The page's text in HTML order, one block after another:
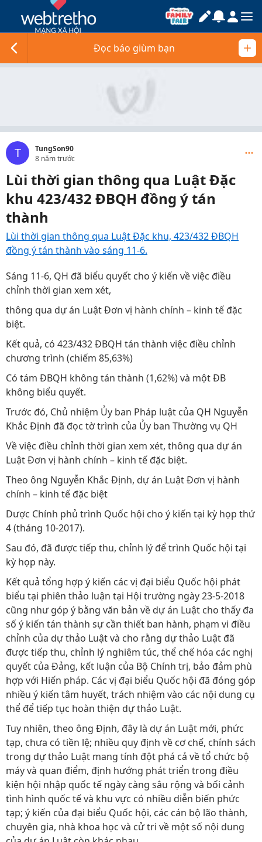
Đọc báo giùm bạn
T
TungSon90
8 năm trước
Lùi thời gian thông qua Luật Đặc
khu 423/432 ĐBQH đồng ý tán
thành
Lùi thời gian thông qua Luật Đặc khu, 423/432 ĐBQH
đồng ý tán thành vào sáng 11-6.
Sáng 11-6, QH đã biểu quyết cho ý kiến về việc điều
chỉnh thời gian xem xét,
thông qua dự án Luật Đơn vị hành chính – kinh tế đặc
biệt.
Kết quả, có 423/432 ĐBQH tán thành việc điều chỉnh
chương trình (chiếm 85,63%)
Có tám ĐBQH không tán thành (1,62%) và một ĐB
không biểu quyết.
Trước đó, Chủ nhiệm Ủy ban Pháp luật của QH Nguyễn
Khắc Định đã đọc tờ trình của Ủy ban Thường vụ QH
Về việc điều chỉnh thời gian xem xét, thông qua dự án
Luật Đơn vị hành chính – kinh tế đặc biệt.
Theo ông Nguyễn Khắc Định, dự án Luật Đơn vị hành
chính – kinh tế đặc biệt
Dược Chính phủ trình Quốc hội cho ý kiến tại kỳ họp thứ
4 (tháng 10-2017).
Sau đó, đã được tiếp thu, chỉnh lý để trình Quốc hội tại
kỳ họp này.
Kết quả tổng hợp ý kiến các vị đại biểu Quốc hội phát
biểu tại phiên thảo luận tại Hội trường ngày 23-5-2018
cũng như góp ý bằng văn bản về dự án Luật cho thấy đa
số ý kiến tán thành sự cần thiết ban hành, phạm vi điều
chỉnh của dự thảo Luật và cho rằng dự thảo Luật đã
được tiếp thu, chỉnh lý nghiêm túc, thể chế hóa các nghị
quyết của Đảng, kết luận của Bộ Chính trị, bảo đảm phù
hợp với Hiến pháp. Các vị đại biểu Quốc hội đã đóng góp
nhiều ý kiến tâm huyết, trách nhiệm vào các nội dung cụ
thể để tiếp tục hoàn thiện dự thảo Luật.
Tuy nhiên, theo ông Định, đây là dự án Luật mới, phức
tạp, chưa có tiền lệ; nhiều quy định về cơ chế, chính sách
trong dự thảo Luật mang tính đột phá cả về tổ chức bộ
máy và quan điểm, định hướng phát triển trong điều
kiện hội nhập quốc tế ngày càng sâu rộng và bối cảnh
tình hình quốc tế và khu vực có nhiều diễn biến phức
tạp; ý kiến của đại biểu Quốc hội, các cán bộ lão thành,
chuyên gia, nhà khoa học và cử tri về một số nội dung